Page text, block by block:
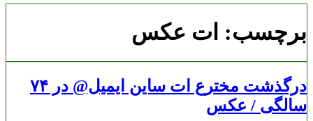
برچسب: ات عکس
درگذشت مخترع ات ساین ایمیل@ در ۷۴
سالگی / عکس